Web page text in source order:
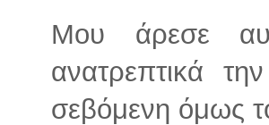
Μου άρεσε
ανατρεπτικά
σεβόμενη όμως